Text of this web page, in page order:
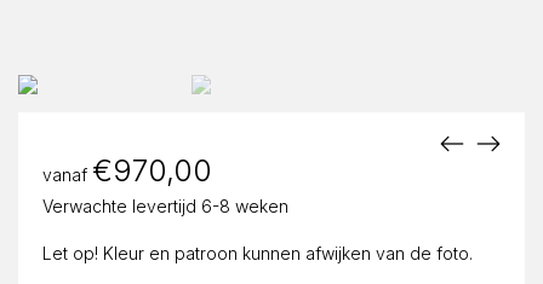
vanaf €970,00
Verwachte levertijd 6-8 weken
Let op! Kleur en patroon kunnen afwijken van de foto.